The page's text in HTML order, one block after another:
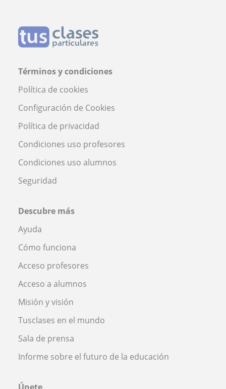
Términos y condiciones
Política de cookies
Configuración de Cookies
Política de privacidad
Condiciones uso profesores
Condiciones uso alumnos
Seguridad
Descubre más
Ayuda
Cómo funciona
Acceso profesores
Acceso a alumnos
Misión y visión
Tusclases en el mundo
Sala de prensa
Informe sobre el futuro de la educación